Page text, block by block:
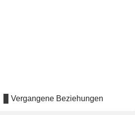
Vergangene Beziehungen